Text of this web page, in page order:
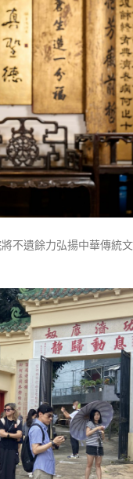
不遺餘力弘揚中華傳統文